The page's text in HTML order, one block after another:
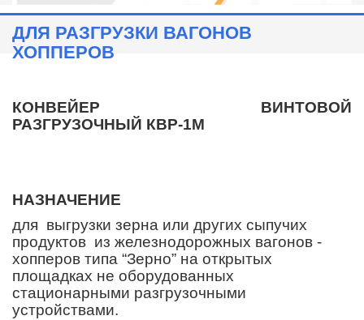
ДЛЯ РАЗГРУЗКИ ВАГОНОВ
ХОППЕРОВ
КОНВЕЙЕР ВИНТОВОЙ
РАЗГРУЗОЧНЫЙ КВР-1М
НАЗНАЧЕНИЕ
для выгрузки зерна или других сыпучих
продуктов из железнодорожных вагонов -
хопперов типа “Зерно” на открытых
площадках не оборудованных
стационарными разгрузочными
устройствами.